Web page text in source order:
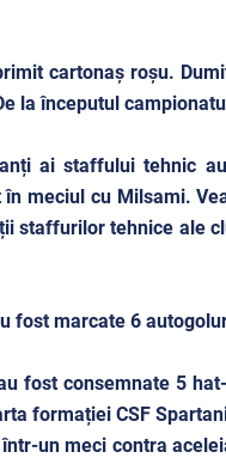
cartonaș roșu.
la începutul
ai staffului tehnic
meciul cu Milsami.
staffurilor tehnice ale
fost marcate 6
fost consemnate 5
formației CSF
un meci contra